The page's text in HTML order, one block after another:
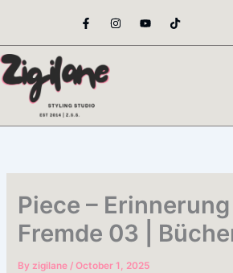
content
F
a
e
o
o
-
I
n
t
Y
o
t
T
i
t
Piece –
Fremde 03 |
Byzigilane/October 1, 2025